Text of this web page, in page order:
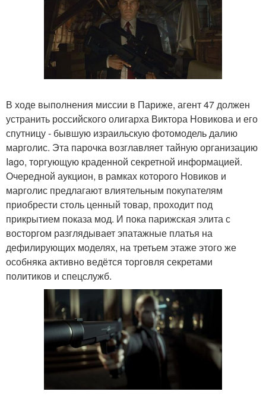
В ходе выполнения миссии в Париже, агент 47 должен
устранить российского олигарха Виктора Новикова и его
спутницу - бывшую израильскую фотомодель далию
марголис. Эта парочка возглавляет тайную организацию
Iago, торгующую краденной секретной информацией.
Очередной аукцион, в рамках которого Новиков и
марголис предлагают влиятельным покупателям
приобрести столь ценный товар, проходит под
прикрытием показа мод. И пока парижская элита с
восторгом разглядывает эпатажные платья на
дефилирующих моделях, на третьем этаже этого же
особняка активно ведётся торговля секретами
политиков и спецслужб.